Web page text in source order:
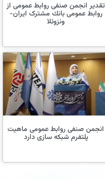
تقدیر انجمن صنفی روابط عمومی از
روابط عمومی بانك مشترک ایران-
ونزوئلا
انجمن صنفی روابط عمومی ماهیت
پلتفرم شبکه سازی دارد